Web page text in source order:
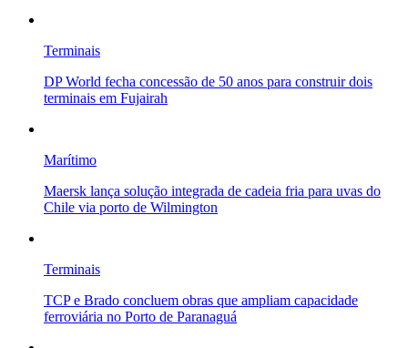
Terminais
DP World fecha concessão de 50 anos para construir dois
terminais em Fujairah
Marítimo
Maersk lança solução integrada de cadeia fria para uvas do
Chile via porto de Wilmington
Terminais
TCP e Brado concluem obras que ampliam capacidade
ferroviária no Porto de Paranaguá